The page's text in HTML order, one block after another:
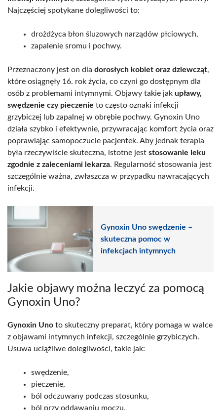
Najczęściej spotykane dolegliwości to:
drożdżyca błon śluzowych narządów płciowych,
zapalenie sromu i pochwy.
Przeznaczony jest on dla dorosłych kobiet oraz dziewcząt,
które osiągnęły 16. rok życia, co czyni go dostępnym dla
osób z problemami intymnymi. Objawy takie jak upławy,
swędzenie czy pieczenie to często oznaki infekcji
grzybiczej lub zapalnej w obrębie pochwy. Gynoxin Uno
działa szybko i efektywnie, przywracając komfort życia oraz
poprawiając samopoczucie pacjentek. Aby jednak terapia
była rzeczywiście skuteczna, istotne jest stosowanie leku
zgodnie z zaleceniami lekarza. Regularność stosowania jest
szczególnie ważna, zwłaszcza w przypadku nawracających
infekcji.
Gynoxin Uno swędzenie –
skuteczna pomoc w
infekcjach intymnych
Jakie objawy można leczyć za pomocą
Gynoxin Uno?
Gynoxin Uno to skuteczny preparat, który pomaga w walce
z objawami intymnych infekcji, szczególnie grzybiczych.
Usuwa uciążliwe dolegliwości, takie jak:
swędzenie,
pieczenie,
ból odczuwany podczas stosunku,
ból przy oddawaniu moczu.